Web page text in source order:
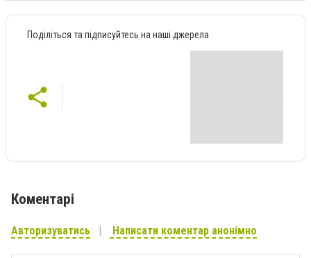
Поділіться та підписуйтесь на наші джерела
Коментарі
Авторизуватись Написати коментар анонімно